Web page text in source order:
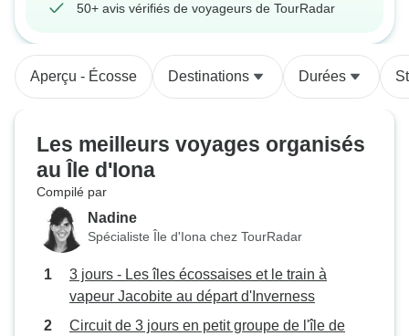
50+ avis vérifiés de voyageurs de TourRadar
Aperçu - Écosse Destinations Durées
Les meilleurs voyages organisés
au Île d'Iona
Compilé par
Nadine
Spécialiste Île d'Iona chez TourRadar
3 jours - Les îles écossaises et le train à
vapeur Jacobite au départ d'Inverness
Circuit de 3 jours en petit groupe de l'île de